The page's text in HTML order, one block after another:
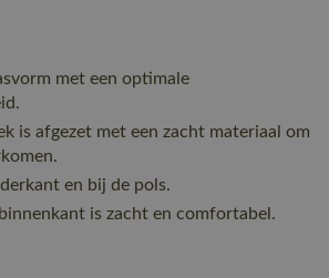
met een optimale
is afgezet met een zacht materiaal om
en bij de pols.
is zacht en comfortabel.